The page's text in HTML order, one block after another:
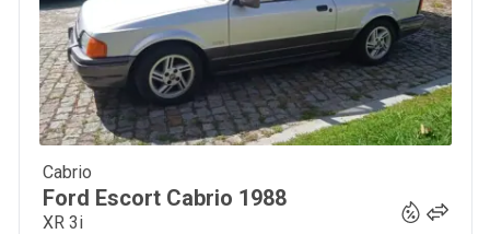
Cabrio
Ford Escort Cabrio 1988
XR 3i